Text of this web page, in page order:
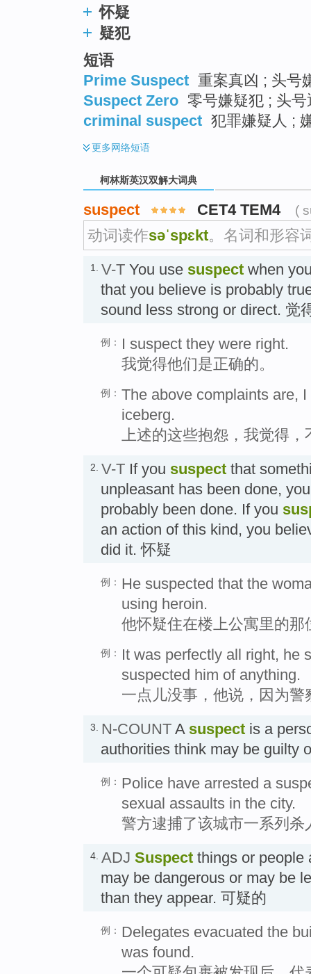
怀疑
疑犯
短语
Prime Suspect 重案真凶 ; 头号
Suspect Zero 零号嫌疑犯 ; 头
criminal suspect 犯罪嫌疑人 ;
更多网络短语
柯林斯英汉双解大词典
suspect CET4 TEM4 (
动词读作səˈspɛkt。名词和形容
1. V-T You use suspect when
that you believe is probably
sound less strong or direct. 觉
例：
I suspect they were right.
我觉得他们是正确的。
例： The above complaints are,
iceberg.
上述的这些抱怨，我觉得
2. V-T If you suspect that
unpleasant has been done,
probably been done. If you
an action of this kind, you
did it. 怀疑
例： He suspected that the
using heroin.
他怀疑住在楼上公寓里的
例：
It was perfectly all right, he
suspected him of anything.
一点儿没事，他说，因为
3. N-COUNT A suspect is a
authorities think may be guilty
例： Police have arrested a
sexual assaults in the city.
警方逮捕了该城市一系列
4. ADJ Suspect things or people
may be dangerous or may be
than they appear. 可疑的
例： Delegates evacuated the
was found.